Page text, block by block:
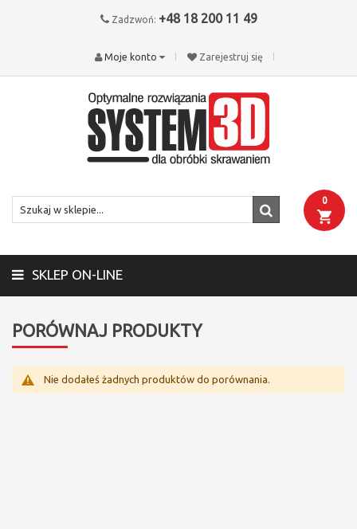
Zadzwoń: +48 18 200 11 49
Zarejestruj się
Moje konto
0
SKLEP ON-LINE
PORÓWNAJ PRODUKTY
Nie dodałeś żadnych produktów do porównania.